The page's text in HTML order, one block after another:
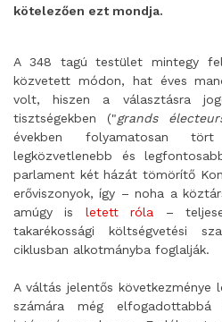
kötelezően ezt mondja.
A 348 tagú testület mintegy
közvetett módon, hat éves
volt, hiszen a választásra
tisztségekben ("grands
években folyamatosan
legközvetlenebb és
parlament két házát tömörítő
erőviszonyok, így – noha a
amúgy is letett róla –
takarékossági költségvetési
ciklusban alkotmányba foglalják.
A váltás jelentős
számára még